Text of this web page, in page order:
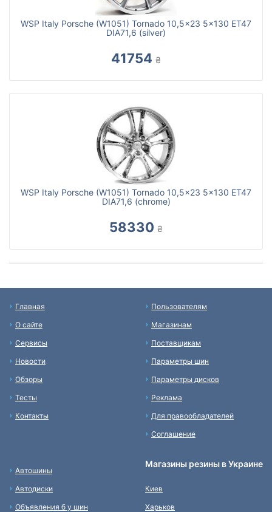
WSP Italy Porsche (W1051) Tornado 10,5x23 5x130 ET47
DIA71,6 (silver)
41754 ₴
WSP Italy Porsche (W1051) Tornado 10,5x23 5x130 ET47
DIA71,6 (chrome)
58330 ₴
Главная
О сайте
Сервисы
Новости
Обзоры
Тесты
Контакты
Пользователям
Магазинам
Поставщикам
Параметры шин
Параметры дисков
Реклама
Для правообладателей
Соглашение
Автошины
Автодиски
Объявления б у шин
Магазины резины в Украине
Киев
Харьков